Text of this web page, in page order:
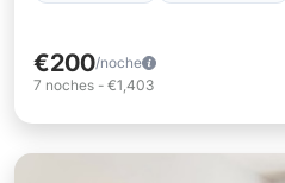
€200/noche
7 noches - €1,403